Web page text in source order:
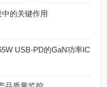
的关键作用
USB-PD的GaN功率IC